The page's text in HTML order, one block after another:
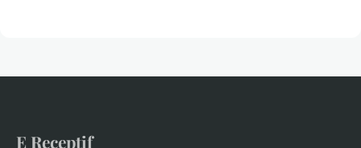
E Receptif